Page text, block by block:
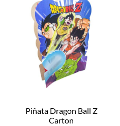
Piñata Dragon Ball Z
Carton